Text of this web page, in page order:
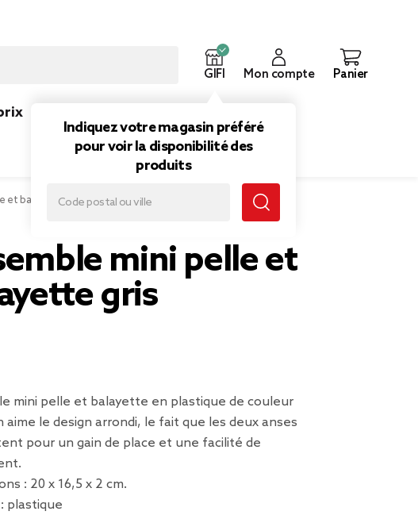
GIFI
Indiquez votre magasin préféré
pour voir la disponibilité des
produits
Mon compte Panier
et balayette gris
mini pelle et
gris
mini pelle et balayette en plastique de couleur
aime le design arrondi, le fait que les deux anses
pour un gain de place et une facilité de
: 20 x 16,5 x 2 cm.
plastique